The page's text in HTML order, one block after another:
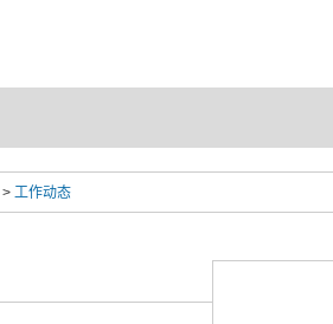
> 工作动态